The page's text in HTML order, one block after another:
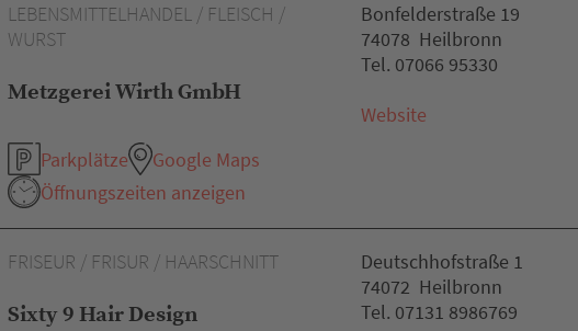
LEBENSMITTELHANDEL / FLEISCH /
WURST
Metzgerei Wirth GmbH
Parkplätze
Google Maps
Öffnungszeiten anzeigen
Bonfelderstraße 19
74078 Heilbronn
Tel. 07066 95330
Website
FRISEUR / FRISUR / HAARSCHNITT
Sixty 9 Hair Design
Deutschhofstraße 1
74072 Heilbronn
Tel. 07131 8986769